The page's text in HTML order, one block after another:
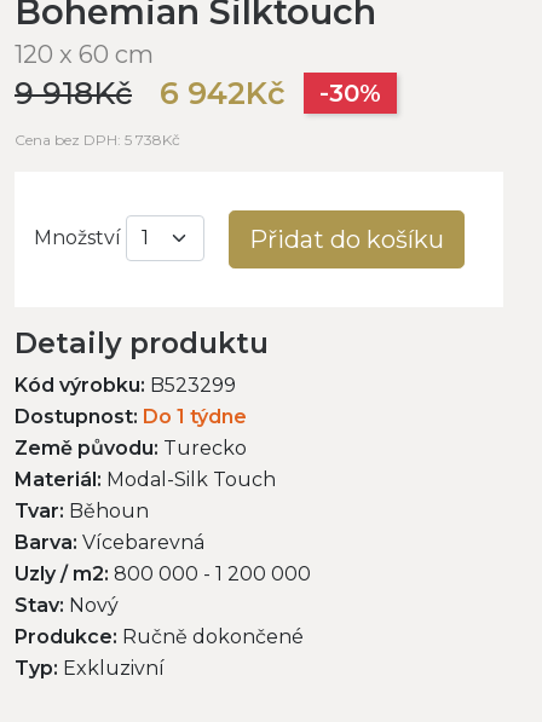
Bohemian Silktouch
120 x 60 cm
9 918Kč 6 942Kč -30%
Cena bez DPH: 5 738Kč
Množství Přidat do košíku
Detaily produktu
Kód výrobku: B523299
Dostupnost: Do 1 týdne
Země původu: Turecko
Materiál: Modal-Silk Touch
Tvar: Běhoun
Barva: Vícebarevná
Uzly / m2: 800 000 - 1 200 000
Stav: Nový
Produkce: Ručně dokončené
Typ: Exkluzivní